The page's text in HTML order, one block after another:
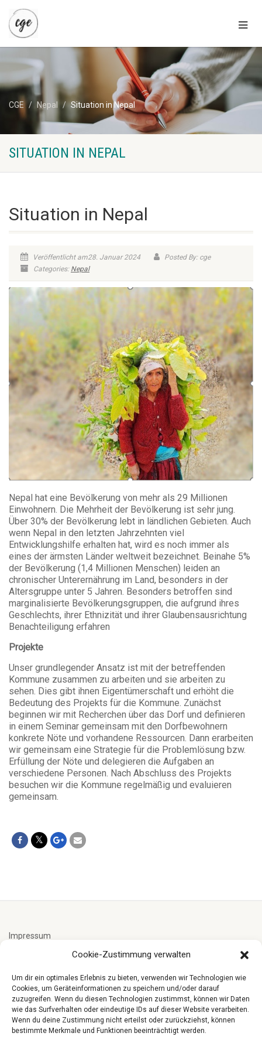
Cookie-Zustimmung verwalten
Um dir ein optimales Erlebnis zu bieten, verwenden wir Technologien wie
Cookies, um Geräteinformationen zu speichern und/oder darauf
zuzugreifen. Wenn du diesen Technologien zustimmst, können wir Daten
wie das Surfverhalten oder eindeutige IDs auf dieser Website verarbeiten.
Wenn du deine Zustimmung nicht erteilst oder zurückziehst, können
bestimmte Merkmale und Funktionen beeinträchtigt werden.
CGE Nepal Situation in Nepal
SITUATION IN NEPAL
Situation in Nepal
Veröffentlicht am28. Januar 2024
Posted By: cge
Categories: Nepal
Nepal hat eine Bevölkerung von mehr als 29 Millionen
Einwohnern. Die Mehrheit der Bevölkerung ist sehr jung.
Über 30% der Bevölkerung lebt in ländlichen Gebieten. Auch
wenn Nepal in den letzten Jahrzehnten viel
Entwicklungshilfe erhalten hat, wird es noch immer als
eines der ärmsten Länder weltweit bezeichnet. Beinahe 5%
der Bevölkerung (1,4 Millionen Menschen) leiden an
chronischer Unterernährung im Land, besonders in der
Altersgruppe unter 5 Jahren. Besonders betroffen sind
marginalisierte Bevölkerungsgruppen, die aufgrund ihres
Geschlechts, ihrer Ethnizität und ihrer Glaubensausrichtung
Benachteiligung erfahren
Projekte
Unser grundlegender Ansatz ist mit der betreffenden
Kommune zusammen zu arbeiten und sie arbeiten zu
sehen. Dies gibt ihnen Eigentümerschaft und erhöht die
Bedeutung des Projekts für die Kommune. Zunächst
beginnen wir mit Recherchen über das Dorf und definieren
in einem Seminar gemeinsam mit den Dorfbewohnern
konkrete Nöte und vorhandene Ressourcen. Dann erarbeiten
wir gemeinsam eine Strategie für die Problemlösung bzw.
Erfüllung der Nöte und delegieren die Aufgaben an
verschiedene Personen. Nach Abschluss des Projekts
besuchen wir die Kommune regelmäßig und evaluieren
gemeinsam.
Impressum
Datenschutzerklärung